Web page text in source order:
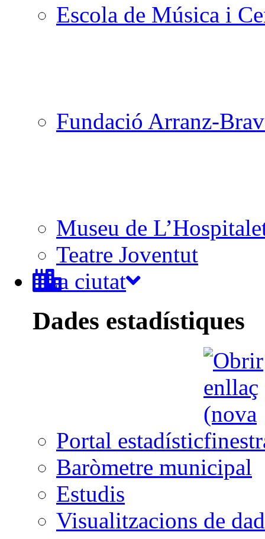
Escola de Música i
Fundació Arranz-
Museu de
Teatre Joventut
La ciutat
Dades estadístiques
Portal estadístic
Baròmetre municipal
Estudis
Visualitzacions de